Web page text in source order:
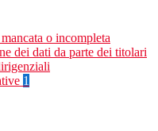
o incompleta
dei dati da parte dei titolari
1